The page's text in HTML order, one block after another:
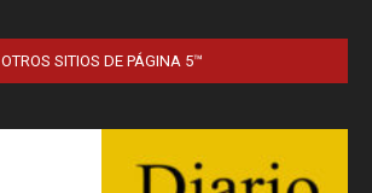
OTROS SITIOS DE PÁGINA 5™